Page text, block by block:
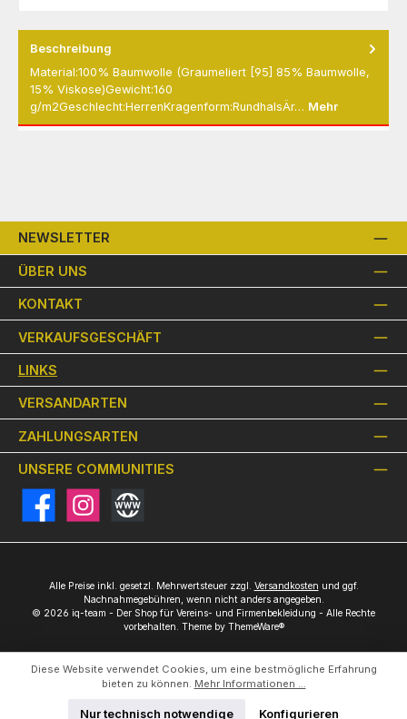
Beschreibung
Material:100% Baumwolle (Graumeliert [95] 85% Baumwolle,
15% Viskose)Gewicht:160
g/m2Geschlecht:HerrenKragenform:RundhalsÄr… Mehr
NEWSLETTER
ÜBER UNS
KONTAKT
VERKAUFSGESCHÄFT
LINKS
VERSANDARTEN
ZAHLUNGSARTEN
UNSERE COMMUNITIES
FacebookInstagramWebsite
Alle Preise inkl. gesetzl. Mehrwertsteuer zzgl. Versandkosten und ggf.
Nachnahmegebühren, wenn nicht anders angegeben.
© 2026 iq-team - Der Shop für Vereins- und Firmenbekleidung - Alle Rechte
vorbehalten. Theme by ThemeWare®
Diese Website verwendet Cookies, um eine bestmögliche Erfahrung
bieten zu können. Mehr Informationen ...
Nur technisch notwendige Konfigurieren